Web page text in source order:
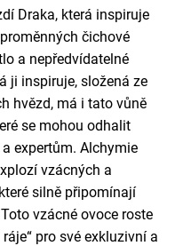
Draka, která inspiruje
čichové
a nepředvídatelné
ji inspiruje, složená ze
hvězd, má i tato vůně
se mohou odhalit
expertům. Alchymie
vzácných a
silně připomínají
vzácné ovoce roste
pro své exkluzivní a